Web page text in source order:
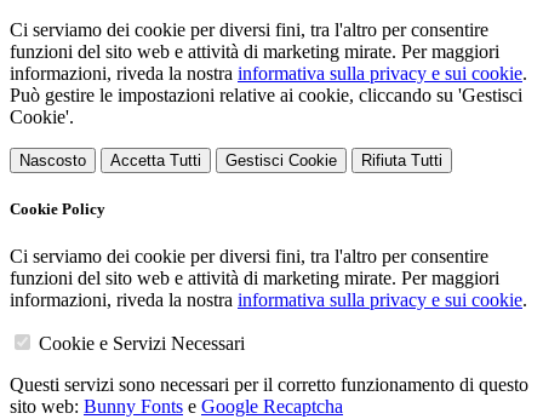
Ci serviamo dei cookie per diversi fini, tra l'altro per consentire
funzioni del sito web e attività di marketing mirate. Per maggiori
informazioni, riveda la nostra informativa sulla privacy e sui cookie.
Può gestire le impostazioni relative ai cookie, cliccando su 'Gestisci
Cookie'.
Nascosto Accetta Tutti Gestisci Cookie Rifiuta Tutti
Cookie Policy
Ci serviamo dei cookie per diversi fini, tra l'altro per consentire
funzioni del sito web e attività di marketing mirate. Per maggiori
informazioni, riveda la nostra informativa sulla privacy e sui cookie.
Cookie e Servizi Necessari
Questi servizi sono necessari per il corretto funzionamento di questo
sito web: Bunny Fonts e Google Recaptcha